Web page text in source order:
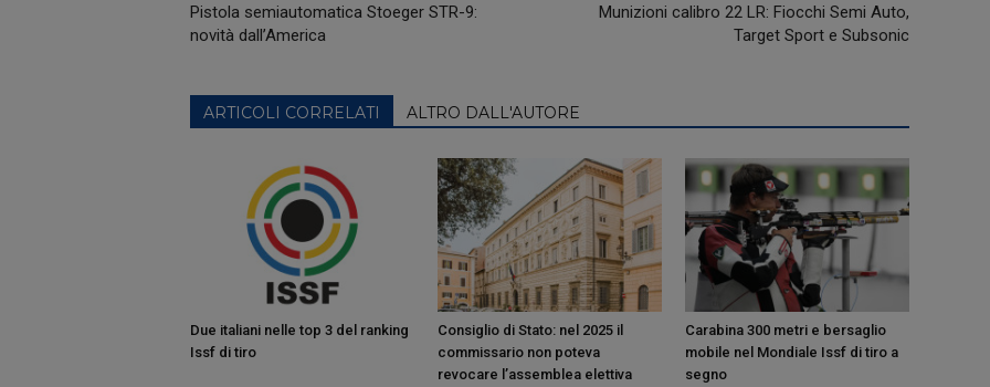
Pistola semiautomatica Stoeger STR-9:
novità dall’America
Munizioni calibro 22 LR: Fiocchi Semi Auto,
Target Sport e Subsonic
ARTICOLI CORRELATI ALTRO DALL'AUTORE
Due italiani nelle top 3 del ranking
Issf di tiro
Consiglio di Stato: nel 2025 il
commissario non poteva
revocare l’assemblea elettiva
Carabina 300 metri e bersaglio
mobile nel Mondiale Issf di tiro a
segno